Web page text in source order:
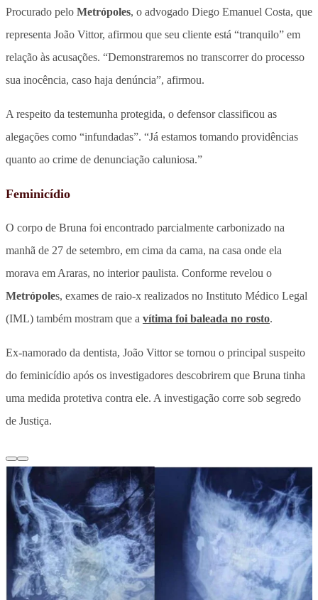
Procurado pelo Metrópoles, o advogado Diego Emanuel Costa, que
representa João Vittor, afirmou que seu cliente está “tranquilo” em
relação às acusações. “Demonstraremos no transcorrer do processo
sua inocência, caso haja denúncia”, afirmou.
A respeito da testemunha protegida, o defensor classificou as
alegações como “infundadas”. “Já estamos tomando providências
quanto ao crime de denunciação caluniosa.”
Feminicídio
O corpo de Bruna foi encontrado parcialmente carbonizado na
manhã de 27 de setembro, em cima da cama, na casa onde ela
morava em Araras, no interior paulista. Conforme revelou o
Metrópoles, exames de raio-x realizados no Instituto Médico Legal
(IML) também mostram que a vítima foi baleada no rosto.
Ex-namorado da dentista, João Vittor se tornou o principal suspeito
do feminicídio após os investigadores descobrirem que Bruna tinha
uma medida protetiva contra ele. A investigação corre sob segredo
de Justiça.